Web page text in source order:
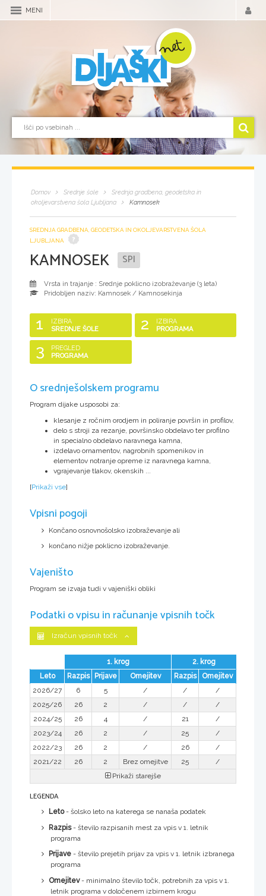
MENI
Domov Srednje šole
Srednja gradbena, geodetska in
okoljevarstvena šola Ljubljana
Kamnosek
SREDNJA GRADBENA, GEODETSKA IN OKOLJEVARSTVENA ŠOLA
LJUBLJANA
KAMNOSEK SPI
Vrsta in trajanje : Srednje poklicno izobraževanje (3 leta)
Pridobljen naziv: Kamnosek / Kamnosekinja
1
IZBIRA
SREDNJE ŠOLE
2
IZBIRA
PROGRAMA
3
PREGLED
PROGRAMA
O srednješolskem programu
Program dijake usposobi za:
klesanje z ročnim orodjem in poliranje površin in profilov,
delo s stroji za rezanje, površinsko obdelavo ter profilno
in specialno obdelavo naravnega kamna,
izdelavo ornamentov, nagrobnih spomenikov in
elementov notranje opreme iz naravnega kamna,
vgrajevanje tlakov, okenskih ...
[Prikaži vse]
Vpisni pogoji
Končano osnovnošolsko izobraževanje ali
končano nižje poklicno izobraževanje.
Vajeništo
Program se izvaja tudi v vajeniški obliki
Podatki o vpisu in računanje vpisnih točk
Izračun vpisnih točk
1. krog
2. krog
Leto
Razpis Prijave Omejitev Razpis
Omejitev
2026/27
6 5 / /
/
2025/26
26 2 / /
/
2024/25
26 4 / 21
/
2023/24
26 2 / 25
/
2022/23
26 2 / 26
/
2021/22
26 2 Brez omejitve 25
/
Prikaži starejše
LEGENDA
Leto- šolsko leto na katerega se nanaša podatek
Razpis- število razpisanih mest za vpis v 1. letnik
programa
Prijave - število prejetih prijav za vpis v 1. letnik izbranega
programa
Omejitev- minimalno število točk, potrebnih za vpis v 1.
letnik programa v določenem izbirnem krogu